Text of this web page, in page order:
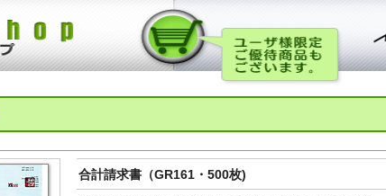
合計請求書（GR161・500枚)